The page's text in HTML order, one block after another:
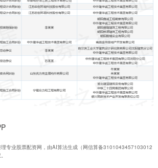
专业股票配资网，由AI算法生成（网信算备3101043457103012